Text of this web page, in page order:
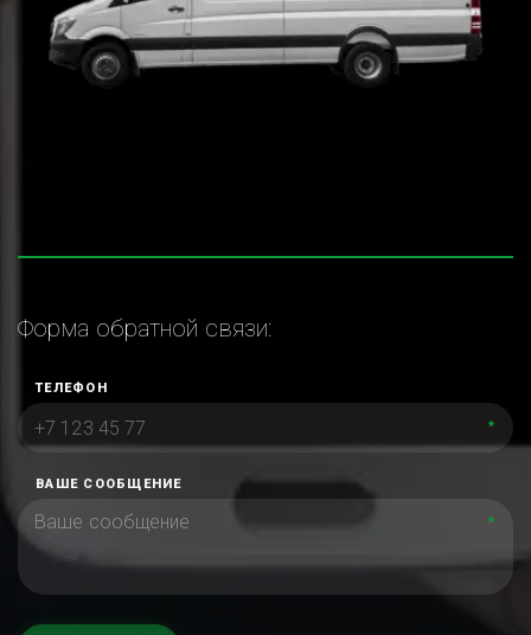
Форма обратной связи:
ТЕЛЕФОН
*
ВАШЕ СООБЩЕНИЕ
*